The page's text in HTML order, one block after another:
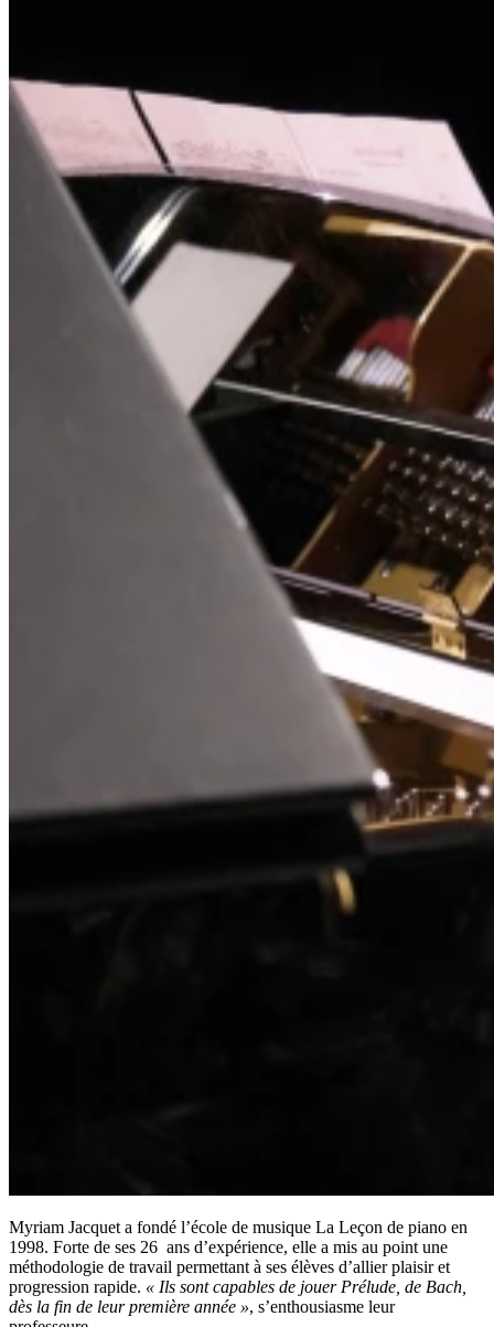
Myriam Jacquet a fondé l’école de musique La Leçon de piano en
1998. Forte de ses 26 ans d’expérience, elle a mis au point une
méthodologie de travail permettant à ses élèves d’allier plaisir et
progression rapide. « Ils sont capables de jouer Prélude, de Bach,
dès la fin de leur première année », s’enthousiasme leur